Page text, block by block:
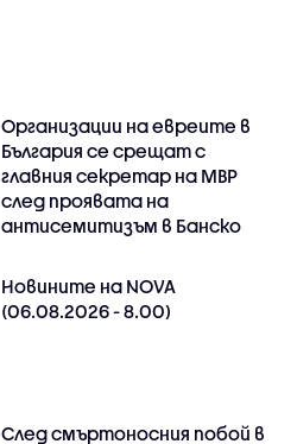
Организации на евреите в
България се срещат с
главния секретар на МВР
след проявата на
антисемитизъм в Банско
Новините на NOVA
(06.08.2026 - 8.00)
След смъртоносния побой в